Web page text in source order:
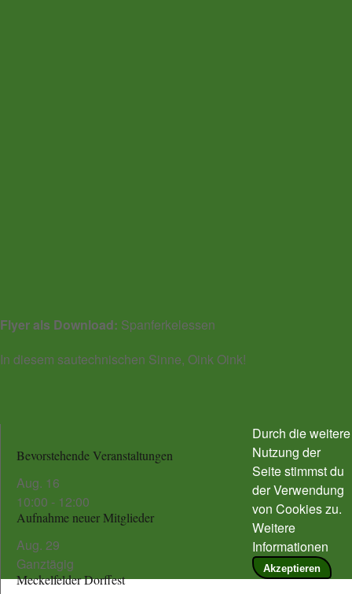
Flyer als Download: Spanferkelessen
In diesem sautechnischen Sinne, Oink Oink!
Bevorstehende Veranstaltungen
Aug. 16
10:00 - 12:00
Aufnahme neuer Mitglieder
Aug. 29
Ganztägig
Meckelfelder Dorffest
Durch die weitere
Nutzung der
Seite stimmst du
der Verwendung
von Cookies zu.
Weitere
Informationen
Akzeptieren